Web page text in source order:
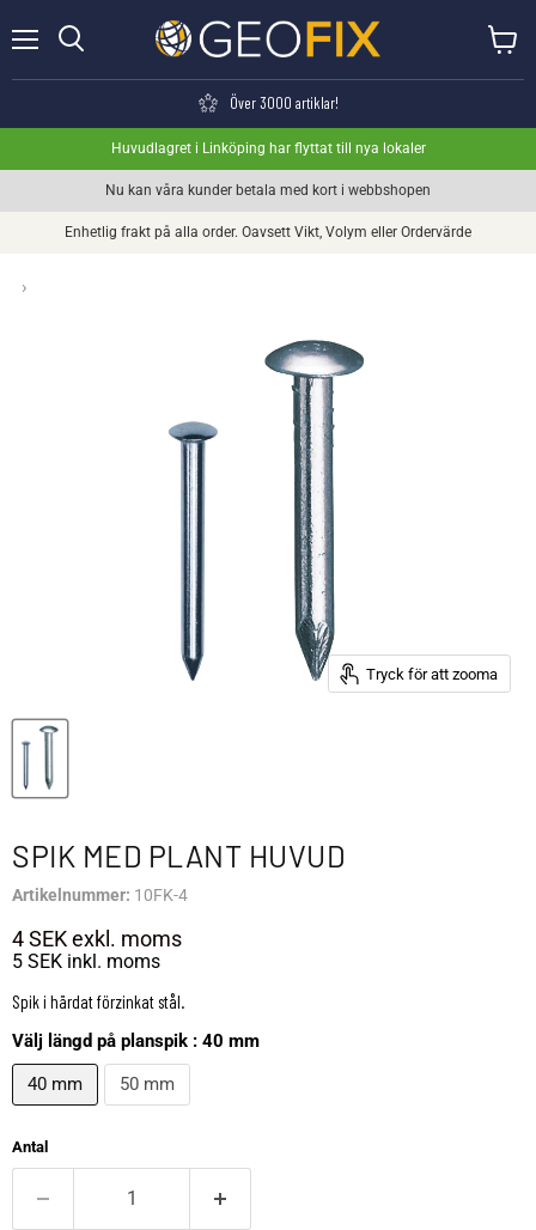
Över 3000 artiklar!
Huvudlagret i Linköping har flyttat till nya lokaler
Nu kan våra kunder betala med kort i webbshopen
Enhetlig frakt på alla order. Oavsett Vikt, Volym eller Ordervärde
›
Tryck för att zooma
SPIK MED PLANT HUVUD
Artikelnummer: 10FK-4
4 SEKexkl. moms
5 SEK inkl. moms
Spik i härdat förzinkat stål.
Välj längd på planspik : 40 mm
40 mm
50 mm
Antal